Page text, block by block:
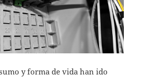
y forma de vida han ido